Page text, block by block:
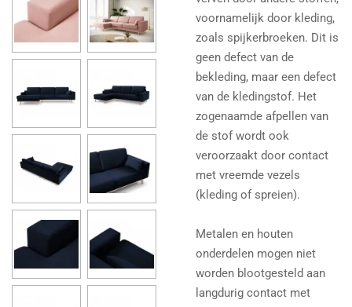
voornamelijk door kleding,
zoals spijkerbroeken. Dit is
geen defect van de
bekleding, maar een defect
van de kledingstof. Het
zogenaamde afpellen van
de stof wordt ook
veroorzaakt door contact
met vreemde vezels
(kleding of spreien).
Metalen en houten
onderdelen mogen niet
worden blootgesteld aan
langdurig contact met